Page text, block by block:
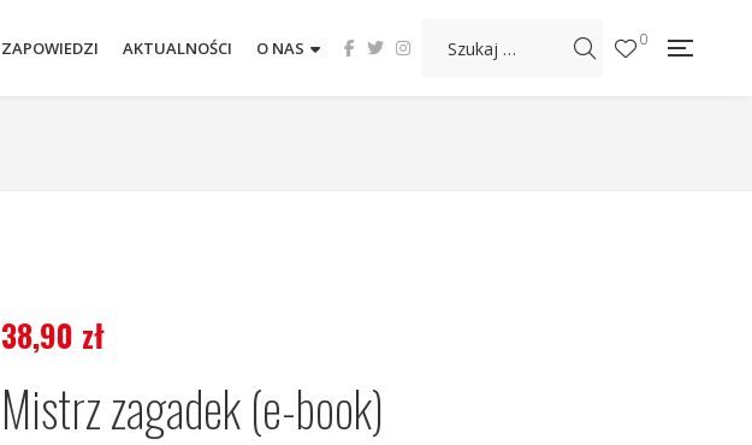
ZAPOWIEDZI AKTUALNOŚCI O NAS 0
38,90 zł
Mistrz zagadek (e-book)